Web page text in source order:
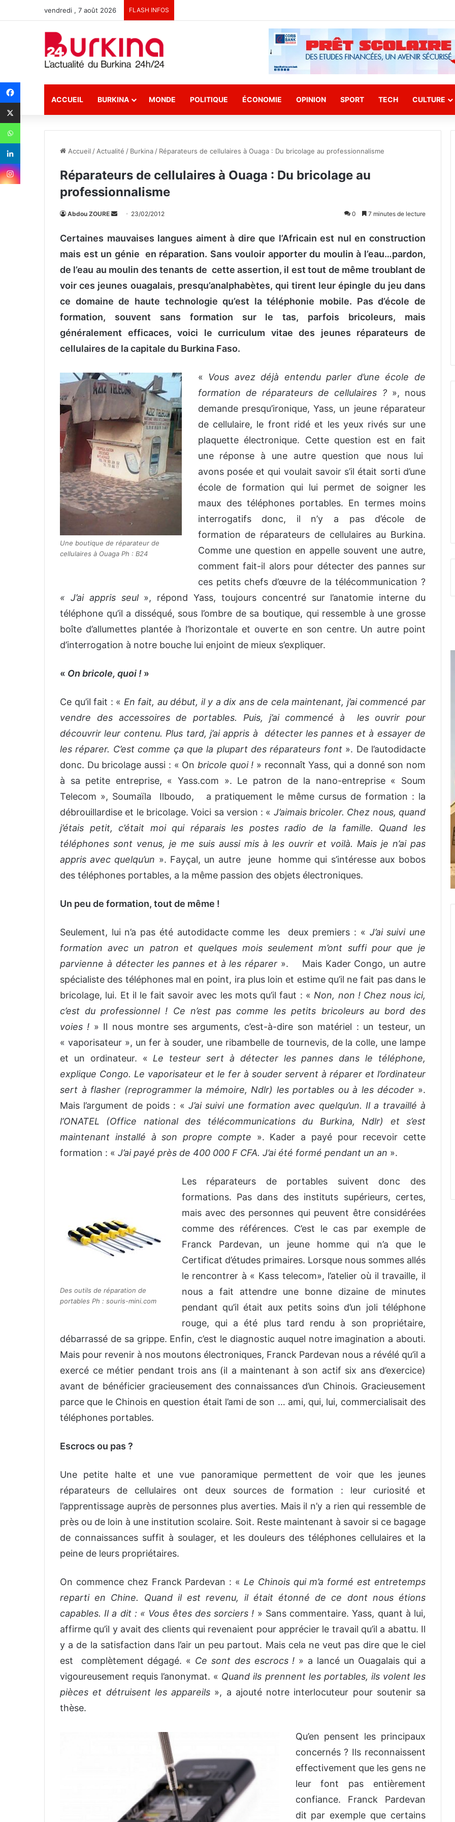
vendredi , 7 août 2026 FLASH INFOS
ACCUEIL BURKINA MONDE POLITIQUE ÉCONOMIE OPINION SPORT TECH CULTURE
Accueil / Actualité / Burkina / Réparateurs de cellulaires à Ouaga : Du bricolage au professionnalisme
Réparateurs de cellulaires à Ouaga : Du bricolage au
professionnalisme
Abdou ZOURE
v
o
e
r
u
o
u
r
i
e
23/02/2012 0 7 minutes de lecture
Certaines mauvaises langues aiment à dire que l’Africain est nul en construction
mais est un génie en réparation. Sans vouloir apporter du moulin à l’eau…pardon,
de l’eau au moulin des tenants de cette assertion, il est tout de même troublant de
voir ces jeunes ouagalais, presqu’analphabètes, qui tirent leur épingle du jeu dans
ce domaine de haute technologie qu’est la téléphonie mobile. Pas d’école de
formation, souvent sans formation sur le tas, parfois bricoleurs, mais
généralement efficaces, voici le curriculum vitae des jeunes réparateurs de
cellulaires de la capitale du Burkina Faso.
Une boutique de réparateur de
cellulaires à Ouaga Ph : B24
« Vous avez déjà entendu parler d’une école de
formation de réparateurs de cellulaires ?», nous
demande presqu’ironique, Yass, un jeune réparateur
de cellulaire, le front ridé et les yeux rivés sur une
plaquette électronique. Cette question est en fait
une réponse à une autre question que nous lui
avons posée et qui voulait savoir s’il était sorti d’une
école de formation qui lui permet de soigner les
maux des téléphones portables. En termes moins
interrogatifs donc, il n’y a pas d’école de
formation de réparateurs de cellulaires au Burkina.
Comme une question en appelle souvent une autre,
comment fait-il alors pour détecter des pannes sur
ces petits chefs d’œuvre de la télécommunication ?
« J’ai appris seul», répond Yass, toujours concentré sur l’anatomie interne du
téléphone qu’il a disséqué, sous l’ombre de sa boutique, qui ressemble à une grosse
boîte d’allumettes plantée à l’horizontale et ouverte en son centre. Un autre point
d’interrogation à notre bouche lui enjoint de mieux s’expliquer.
« On bricole, quoi ! »
Ce qu’il fait : « En fait, au début, il y a dix ans de cela maintenant, j’ai commencé par
vendre des accessoires de portables. Puis, j’ai commencé à les ouvrir pour
découvrir leur contenu. Plus tard, j’ai appris à détecter les pannes et à essayer de
les réparer. C’est comme ça que la plupart des réparateurs font». De l’autodidacte
donc. Du bricolage aussi : « On bricole quoi ! » reconnaît Yass, qui a donné son nom
à sa petite entreprise, « Yass.com ». Le patron de la nano-entreprise « Soum
Telecom », Soumaïla Ilboudo, a pratiquement le même cursus de formation : la
débrouillardise et le bricolage. Voici sa version : « J’aimais bricoler. Chez nous, quand
j’étais petit, c’était moi qui réparais les postes radio de la famille. Quand les
téléphones sont venus, je me suis aussi mis à les ouvrir et voilà. Mais je n’ai pas
appris avec quelqu’un ». Fayçal, un autre jeune homme qui s’intéresse aux bobos
des téléphones portables, a la même passion des objets électroniques.
Un peu de formation, tout de même !
Seulement, lui n’a pas été autodidacte comme les deux premiers : « J’ai suivi une
formation avec un patron et quelques mois seulement m’ont suffi pour que je
parvienne à détecter les pannes et à les réparer ». Mais Kader Congo, un autre
spécialiste des téléphones mal en point, ira plus loin et estime qu’il ne fait pas dans le
bricolage, lui. Et il le fait savoir avec les mots qu’il faut : « Non, non ! Chez nous ici,
c’est du professionnel ! Ce n’est pas comme les petits bricoleurs au bord des
voies ! » Il nous montre ses arguments, c’est-à-dire son matériel : un testeur, un
« vaporisateur », un fer à souder, une ribambelle de tournevis, de la colle, une lampe
et un ordinateur. « Le testeur sert à détecter les pannes dans le téléphone,
explique Congo. Le vaporisateur et le fer à souder servent à réparer et l’ordinateur
sert à flasher (reprogrammer la mémoire, Ndlr) les portables ou à les décoder ».
Mais l’argument de poids : « J’ai suivi une formation avec quelqu’un. Il a travaillé à
l’ONATEL (Office national des télécommunications du Burkina, Ndlr) et s’est
maintenant installé à son propre compte ». Kader a payé pour recevoir cette
formation : « J’ai payé près de 400 000 F CFA. J’ai été formé pendant un an ».
Des outils de réparation de
portables Ph : souris-mini.com
Les réparateurs de portables suivent donc des
formations. Pas dans des instituts supérieurs, certes,
mais avec des personnes qui peuvent être considérées
comme des références. C’est le cas par exemple de
Franck Pardevan, un jeune homme qui n’a que le
Certificat d’études primaires. Lorsque nous sommes allés
le rencontrer à « Kass telecom», l’atelier où il travaille, il
nous a fait attendre une bonne dizaine de minutes
pendant qu’il était aux petits soins d’un joli téléphone
rouge, qui a été plus tard rendu à son propriétaire,
débarrassé de sa grippe. Enfin, c’est le diagnostic auquel notre imagination a abouti.
Mais pour revenir à nos moutons électroniques, Franck Pardevan nous a révélé qu’il a
exercé ce métier pendant trois ans (il a maintenant à son actif six ans d’exercice)
avant de bénéficier gracieusement des connaissances d’un Chinois. Gracieusement
parce que le Chinois en question était l’ami de son … ami, qui, lui, commercialisait des
téléphones portables.
Escrocs ou pas ?
Une petite halte et une vue panoramique permettent de voir que les jeunes
réparateurs de cellulaires ont deux sources de formation : leur curiosité et
l’apprentissage auprès de personnes plus averties. Mais il n’y a rien qui ressemble de
près ou de loin à une institution scolaire. Soit. Reste maintenant à savoir si ce bagage
de connaissances suffit à soulager, et les douleurs des téléphones cellulaires et la
peine de leurs propriétaires.
On commence chez Franck Pardevan : « Le Chinois qui m’a formé est entretemps
reparti en Chine. Quand il est revenu, il était étonné de ce dont nous étions
capables. Il a dit : « Vous êtes des sorciers ! » Sans commentaire. Yass, quant à lui,
affirme qu’il y avait des clients qui revenaient pour apprécier le travail qu’il a abattu. Il
y a de la satisfaction dans l’air un peu partout. Mais cela ne veut pas dire que le ciel
est complètement dégagé. « Ce sont des escrocs ! » a lancé un Ouagalais qui a
vigoureusement requis l’anonymat. « Quand ils prennent les portables, ils volent les
pièces et détruisent les appareils », a ajouté notre interlocuteur pour soutenir sa
thèse.
Qu’en pensent les principaux
concernés ? Ils reconnaissent
effectivement que les gens ne
leur font pas entièrement
confiance. Franck Pardevan
dit par exemple que certains